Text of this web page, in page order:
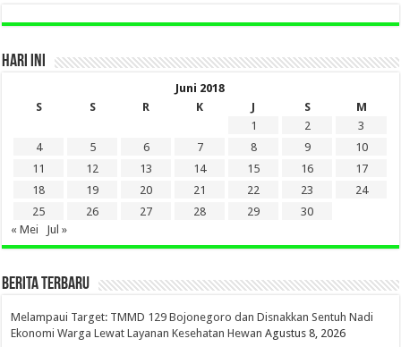
HARI INI
Juni 2018
S
S R K J S
M
1
2
3
4
5 6 7 8 9
10
11
12 13 14 15 16
17
18
19 20 21 22 23
24
25
26 27 28 29
30
« Mei
Jul »
BERITA TERBARU
Melampaui Target: TMMD 129 Bojonegoro dan Disnakkan Sentuh Nadi
Ekonomi Warga Lewat Layanan Kesehatan Hewan Agustus 8, 2026